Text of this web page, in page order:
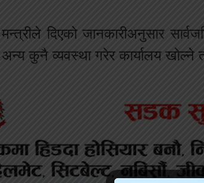
दिएको जानकारीअनुसार
अन्य कुनै व्यवस्था गरेर कार्यालय खोल्ने